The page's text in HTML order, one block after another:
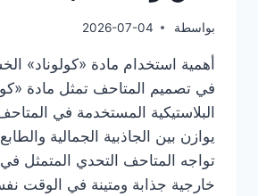
بواسطة 2026-07-04
أهمية استخدام مادة «كولوناد»
في تصميم المتاحف تمثل مادة
البلاستيكية المستخدمة في
يوازن بين الجاذبية الجمالية
تواجه المتاحف التحدي المتمثل
خارجية جذابة ومتينة في الوقت